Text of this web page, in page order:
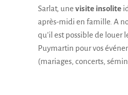
Sarlat, une visite insolite
après-midi en famille. A
qu’il est possible de louer
Puymartin pour vos
(mariages, concerts,